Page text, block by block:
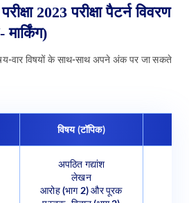
वार विषयों के साथ-साथ अपने अंक पर जा सकते
विषय (टॉपिक)
अपठित गद्यांश
लेखन
आरोह (भाग 2) और पूरक
पुस्तक- वितान (भाग 2)
पठित गद्यांश